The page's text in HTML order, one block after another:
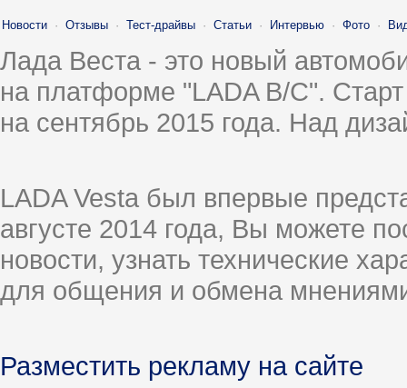
Новости · Отзывы · Тест-драйвы · Статьи · Интервью · Фото ·
Лада Веста - это новый
на платформе "LADA B/C".
на сентябрь 2015 года. Над
LADA Vesta был впервые
августе 2014 года, Вы можете
новости, узнать технические
для общения и обмена
Разместить рекламу на сайте